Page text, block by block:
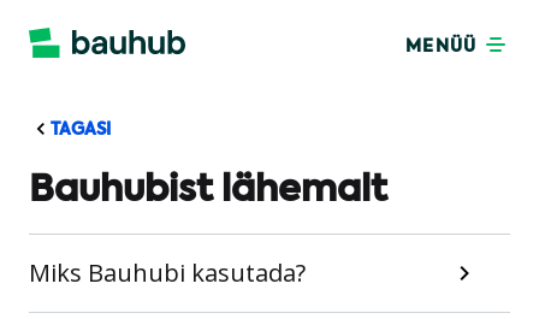
MENÜÜ
TAGASI
Bauhubist lähemalt
Miks Bauhubi kasutada?